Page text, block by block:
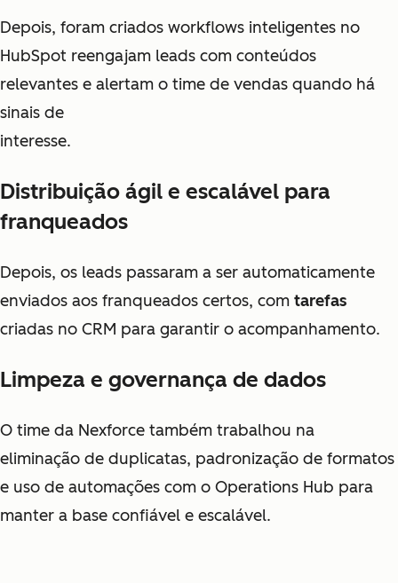
Depois, foram criados workflows inteligentes no
HubSpot reengajam leads com conteúdos
relevantes e alertam o time de vendas quando há
sinais de
interesse.
Distribuição ágil e escalável para
franqueados
Depois, os leads passaram a ser automaticamente
enviados aos franqueados certos, com tarefas
criadas no CRM para garantir o acompanhamento.
Limpeza e governança de dados
O time da Nexforce também trabalhou na
eliminação de duplicatas, padronização de formatos
e uso de automações com o Operations Hub para
manter a base confiável e escalável.